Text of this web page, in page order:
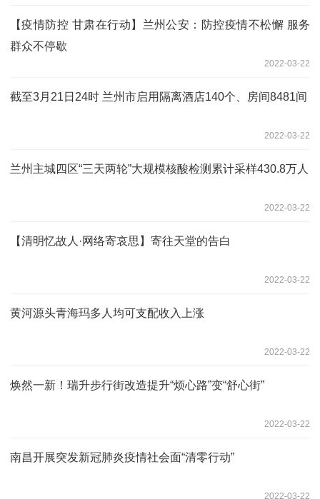
【疫情防控 甘肃在行动】兰州公安：防控疫情不松懈 服务
群众不停歇
2022-03-22
截至3月21日24时 兰州市启用隔离酒店140个、房间8481间
2022-03-22
兰州主城四区“三天两轮”大规模核酸检测累计采样430.8万人
2022-03-22
【清明忆故人·网络寄哀思】寄往天堂的告白
2022-03-22
黄河源头青海玛多人均可支配收入上涨
2022-03-22
焕然一新！瑞升步行街改造提升“烦心路”变“舒心街”
2022-03-22
南昌开展突发新冠肺炎疫情社会面“清零行动”
2022-03-22